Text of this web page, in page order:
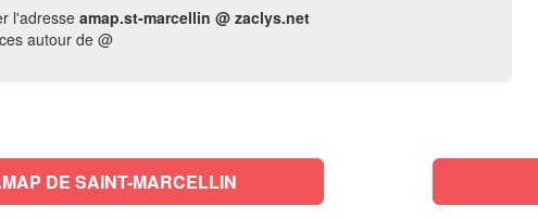
l'adresseamap.st-marcellin @ zaclys.net
autour de @
DE SAINT-MARCELLIN